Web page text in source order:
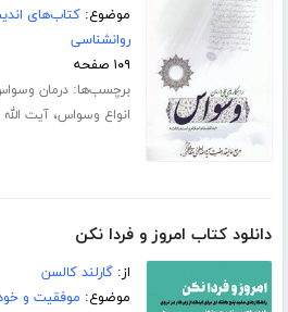
موضوع:کتاب‌های
روانشناسی
۱۰۹ صفحه
برچسب‌ها:درمان
انواع وسواس،آیت
دانلود کتاب امروز و فردا نکن
از:گارلند کالسن
موضوع: موفقیت و